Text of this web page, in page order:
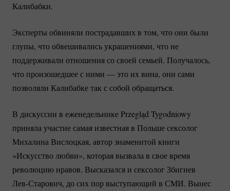
Калибабки.
Эксперты обвиняли пострадавших в том, что они были
глупы, что обвешивались украшениями, что не
поддерживали отношения со своей семьей. Получалось,
что произошедшее с ними — это их вина, они сами
позволяли Калибабке так с собой обращаться.
В дискуссии в еженедельнике Przegląd Tygodniowy
приняла участие самая известная в Польше сексолог
Михалина Вислоцкая, автор знаменитой книги
«Искусство любви», которая вызвала в свое время
революцию нравов. Высказался и сексолог Збигнев
Лев-Старович, до сих пор выступающий в СМИ. Вынес